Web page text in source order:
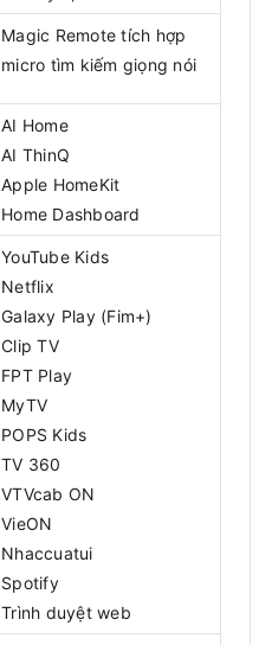
Magic Remote tích hợp
micro tìm kiếm giọng nói
AI Home
AI ThinQ
Apple HomeKit
Home Dashboard
YouTube Kids
Netflix
Galaxy Play (Fim+)
Clip TV
FPT Play
MyTV
POPS Kids
TV 360
VTVcab ON
VieON
Nhaccuatui
Spotify
Trình duyệt web